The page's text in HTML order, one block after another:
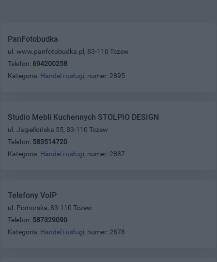
PanFotobudka
ul. www.panfotobudka.pl, 83-110 Tczew
Telefon: 694200258
Kategoria: Handel i usługi, numer: 2895
Studio Mebli Kuchennych STOLPIO DESIGN
ul. Jagiellońska 55, 83-110 Tczew
Telefon: 583514720
Kategoria: Handel i usługi, numer: 2887
Telefony VoIP
ul. Pomorska, 83-110 Tczew
Telefon: 587329090
Kategoria: Handel i usługi, numer: 2878